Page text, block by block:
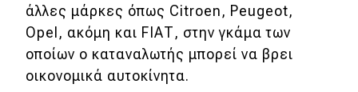
eDRIVE
DRIVE USED
άλλες μάρκες όπως Citroen, Peugeot,
Opel, ακόμη και FΙΑΤ, στην γκάμα των
οποίων ο καταναλωτής μπορεί να βρει
οικονομικά αυτοκίνητα.